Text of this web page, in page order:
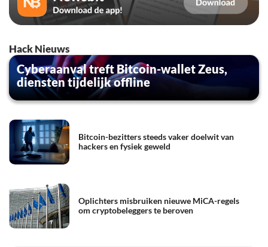
Hack Nieuws
Cyberaanval treft Bitcoin-wallet Zeus,
diensten tijdelijk offline
Bitcoin-bezitters steeds vaker doelwit van
hackers en fysiek geweld
Oplichters misbruiken nieuwe MiCA-regels
om cryptobeleggers te beroven